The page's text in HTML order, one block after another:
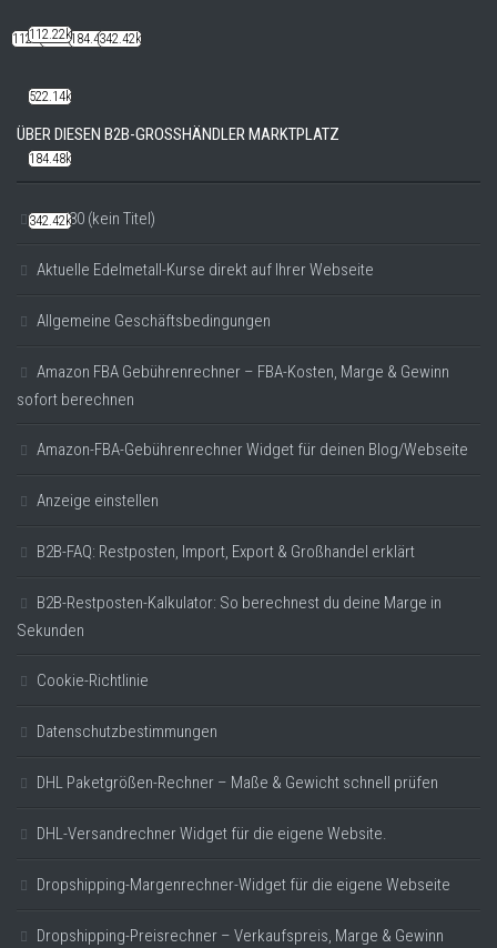
112.22k522.14k184.48k342.42k
ÜBER DIESEN B2B-GROSSHÄNDLER MARKTPLATZ
#20780 (kein Titel)
Aktuelle Edelmetall-Kurse direkt auf Ihrer Webseite
Allgemeine Geschäftsbedingungen
Amazon FBA Gebührenrechner – FBA-Kosten, Marge & Gewinn
sofort berechnen
Amazon-FBA-Gebührenrechner Widget für deinen Blog/Webseite
Anzeige einstellen
B2B-FAQ: Restposten, Import, Export & Großhandel erklärt
B2B-Restposten-Kalkulator: So berechnest du deine Marge in
Sekunden
Cookie-Richtlinie
Datenschutzbestimmungen
DHL Paketgrößen-Rechner – Maße & Gewicht schnell prüfen
DHL-Versandrechner Widget für die eigene Website.
Dropshipping-Margenrechner-Widget für die eigene Webseite
Dropshipping-Preisrechner – Verkaufspreis, Marge & Gewinn
112.22k
522.14k
184.48k
342.42k